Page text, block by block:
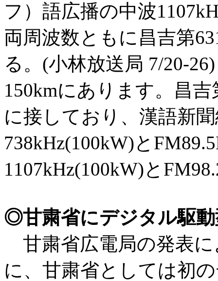
フ）語広播の中波
両周波数ともに昌吉第
る。(小林放送局 7/20-
150kmにあります。昌
に接しており、漢語新
738kHz(100kW)と
1107kHz(100kW)と
◎甘粛省にデジタル駆
甘粛省広電局の発表に
に、甘粛省としては初